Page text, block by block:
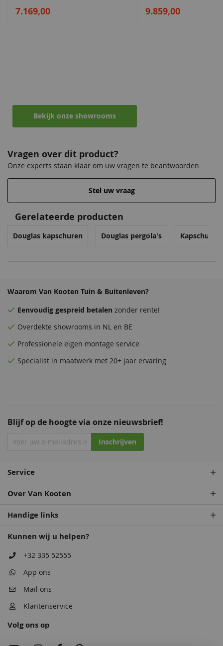
7.169,00 9.859,00
Bekijk onze showrooms
Vragen over dit product?
Onze experts staan klaar om uw vragen te beantwoorden
Stel uw vraag
Gerelateerde producten
Douglas kapschuren Douglas pergola's Kapschuren
Blijf op de hoogte via onze nieuwsbrief!
Inschrijven
Waarom Van Kooten Tuin & Buitenleven?
Eenvoudig gespreid betalen zonder rente!
Overdekte showrooms in NL en BE
Professionele eigen montage service
Specialist in maatwerk met 20+ jaar ervaring
Service
Over Van Kooten
Handige links
Kunnen wij u helpen?
+32 335 52555
App ons
Mail ons
Klantenservice
Volg ons op